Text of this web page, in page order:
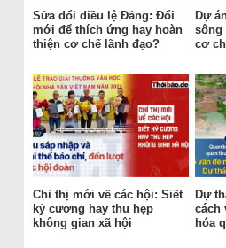
Sửa đổi điều lệ Đảng: Đổi
mới để thích ứng hay hoàn
thiện cơ chế lãnh đạo?
Dự
sông
cơ
Chỉ thị mới về các hội: Siết
kỷ cương hay thu hẹp
không gian xã hội
Dự
cách
hóa